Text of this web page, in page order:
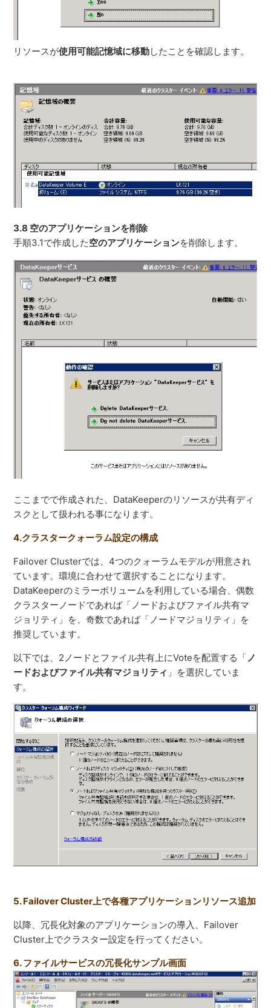
リソースが使用可能記憶域に移動したことを確認します。
3.8 空のアプリケーションを削除
手順3.1で作成した空のアプリケーションを削除します。
ここまでで作成された、DataKeeperのリソースが共有ディ
スクとして扱われる事になります。
4.クラスタークォーラム設定の構成
Failover Clusterでは、4つのクォーラムモデルが用意され
ています。環境に合わせて選択することになります。
DataKeeperのミラーボリュームを利用している場合、偶数
クラスターノードであれば「ノードおよびファイル共有マ
ジョリティ」を、奇数であれば「ノードマジョリティ」を
推奨しています。
以下では、2ノードとファイル共有上にVoteを配置する「ノ
ードおよびファイル共有マジョリティ 」を選択していま
す。
5. Failover Cluster上で各種アプリケーションリソース追加
以降、冗長化対象のアプリケーションの導入、Failover
Cluster上でクラスター設定を行ってください。
6. ファイルサービスの冗長化サンプル画面